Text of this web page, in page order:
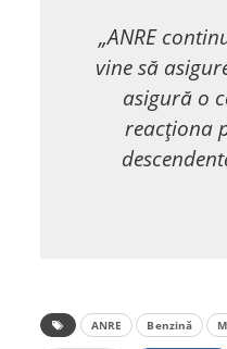
„ANRE
vine să
asigură o
reacționa
ANRE Benzină